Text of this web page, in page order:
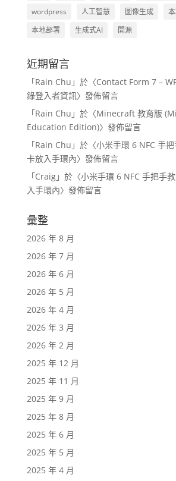
wordpress 人工智慧 圖像生成
本地部署
生成式AI 開源
近期留言
「Rain Chu 」於〈Contact Form 7 –
錄登入者資訊〉發佈留言
「Rain Chu 」於〈Minecraft 教育版
Education Edition)〉發佈留言
「Rain Chu 」於〈小米手環 6 NFC 手
卡放入手環內〉發佈留言
「Craig」於〈小米手環 6 NFC 手把手
入手環內〉發佈留言
彙整
2026 年 8 月
2026 年 7 月
2026 年 6 月
2026 年 5 月
2026 年 4 月
2026 年 3 月
2026 年 2 月
2025 年 12 月
2025 年 11 月
2025 年 9 月
2025 年 8 月
2025 年 6 月
2025 年 5 月
2025 年 4 月